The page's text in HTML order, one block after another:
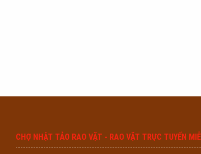
CHỢ NHẬT TẢO RAO VẶT - RAO VẶT TRỰC TUYẾN